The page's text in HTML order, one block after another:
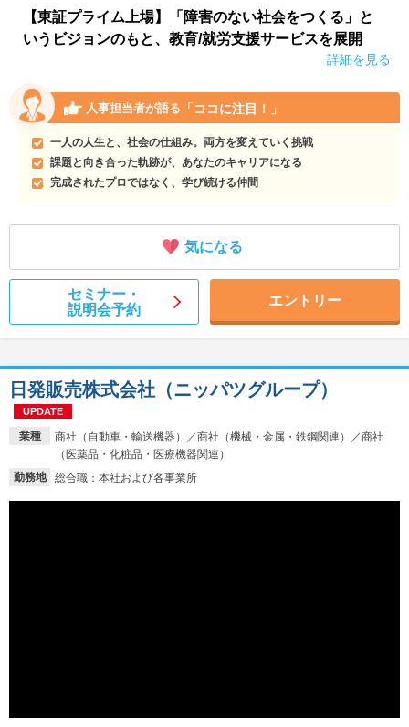
【東証プライム上場】「障害のない社会をつくる」と
いうビジョンのもと、教育/就労支援サービスを展開
詳細を見る
人事担当者が語る 「ココに注目！」
一人の人生と、社会の仕組み。両方を変えていく挑戦
課題と向き合った軌跡が、あなたのキャリアになる
完成されたプロではなく、学び続ける仲間
気になる
セミナー・
説明会予約
エントリー
業種
商社（自動車・輸送機器）／商社（機械・金属・鉄鋼関連）／商社
（医薬品・化粧品・医療機器関連）
勤務地
総合職：本社および各事業所
日発販売株式会社（ニッパツグループ）
UPDATE